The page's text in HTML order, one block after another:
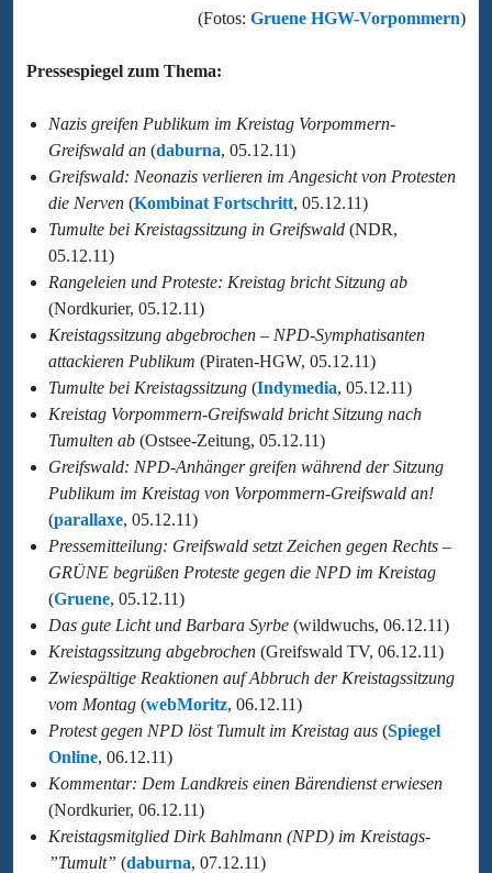
(Fotos: Gruene HGW-Vorpommern)
Pressespiegel zum Thema:
Nazis greifen Publikum im Kreistag Vorpommern-
Greifswald an (daburna, 05.12.11)
Greifswald: Neonazis verlieren im Angesicht von Protesten
die Nerven (Kombinat Fortschritt, 05.12.11)
Tumulte bei Kreistagssitzung in Greifswald (NDR,
05.12.11)
Rangeleien und Proteste: Kreistag bricht Sitzung ab
(Nordkurier, 05.12.11)
Kreistagssitzung abgebrochen – NPD-Symphatisanten
attackieren Publikum (Piraten-HGW, 05.12.11)
Tumulte bei Kreistagssitzung (Indymedia, 05.12.11)
Kreistag Vorpommern-Greifswald bricht Sitzung nach
Tumulten ab (Ostsee-Zeitung, 05.12.11)
Greifswald: NPD-Anhänger greifen während der Sitzung
Publikum im Kreistag von Vorpommern-Greifswald an!
(parallaxe, 05.12.11)
Pressemitteilung: Greifswald setzt Zeichen gegen Rechts –
GRÜNE begrüßen Proteste gegen die NPD im Kreistag
(Gruene, 05.12.11)
Das gute Licht und Barbara Syrbe (wildwuchs, 06.12.11)
Kreistagssitzung abgebrochen (Greifswald TV, 06.12.11)
Zwiespältige Reaktionen auf Abbruch der Kreistagssitzung
vom Montag (webMoritz, 06.12.11)
Protest gegen NPD löst Tumult im Kreistag aus (Spiegel
Online, 06.12.11)
Kommentar: Dem Landkreis einen Bärendienst erwiesen
(Nordkurier, 06.12.11)
Kreistagsmitglied Dirk Bahlmann (NPD) im Kreistags-
”Tumult” (daburna, 07.12.11)